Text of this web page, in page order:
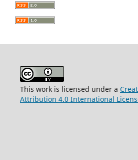
This work is licensed under a
Attribution 4.0 International